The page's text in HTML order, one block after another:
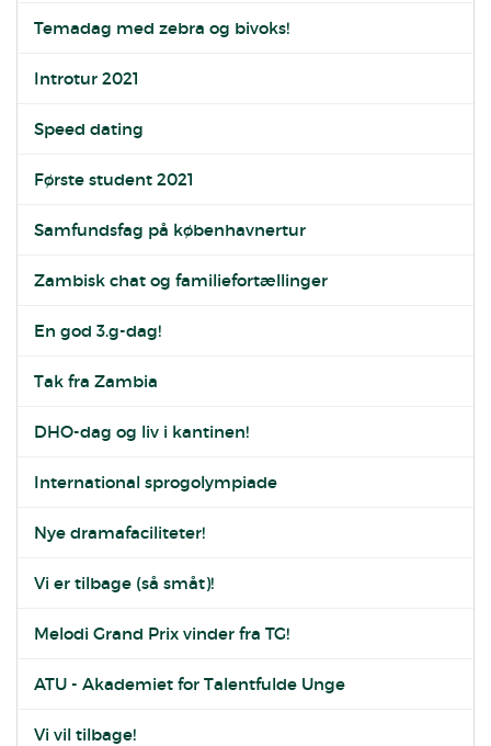
Temadag med zebra og bivoks!
Introtur 2021
Speed dating
Første student 2021
Samfundsfag på københavnertur
Zambisk chat og familiefortællinger
En god 3.g-dag!
Tak fra Zambia
DHO-dag og liv i kantinen!
International sprogolympiade
Nye dramafaciliteter!
Vi er tilbage (så småt)!
Melodi Grand Prix vinder fra TG!
ATU - Akademiet for Talentfulde Unge
Vi vil tilbage!